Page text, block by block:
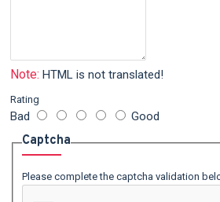
Note: HTML is not translated!
Rating
Bad Good
Captcha
Please complete the captcha validation